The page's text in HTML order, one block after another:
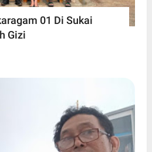
01 Di Sukai
Gizi